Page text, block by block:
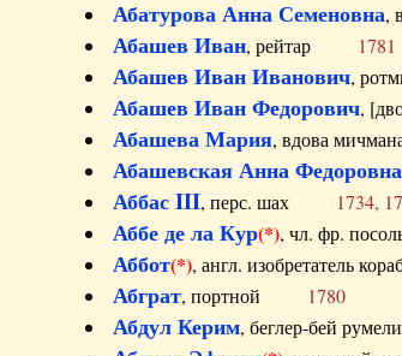
Абатурова Анна Семеновна,
Абашев Иван, рейтар 1781
Абашев Иван Иванович,
Абашев Иван Федорович,
Абашева Мария, вдова
Абашевская Анна Федоровна
Аббас III, перс. шах 1734,
Аббе де ла Кур(*), чл. фр.
Аббот(*), англ. изобретатель
Абграт, портной 1780
Абдул Керим, беглер-бей